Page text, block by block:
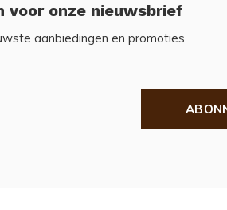
voor onze nieuwsbrief
aanbiedingen en promoties